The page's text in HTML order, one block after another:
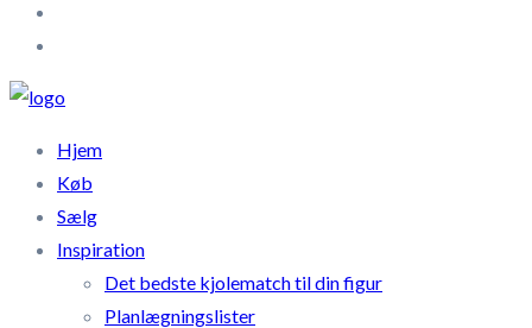
Hjem
Køb
Sælg
Inspiration
Det bedste kjolematch til din figur
Planlægningslister